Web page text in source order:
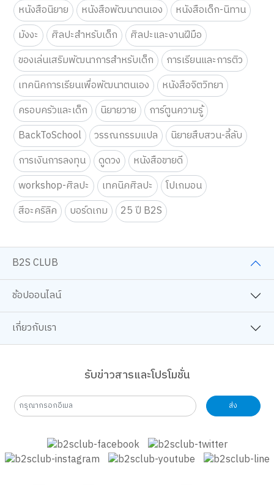
คำค้นหา คู่มือเลี้ยงลูก
หนังสือเตรียมสอบ
หนังสือนิยาย
หนังสือพัฒนาตนเอง
หนังสือเด็ก-นิทาน
มังงะ
ศิลปะสำหรับเด็ก
ศิลปะและงานฝีมือ
ของเล่นเสริมพัฒนาการสำหรับเด็ก
การเรียนและการติว
เทคนิคการเรียนเพื่อพัฒนาตนเอง
หนังสือจิตวิทยา
ครอบครัวและเด็ก
นิยายวาย
การ์ตูนความรู้
BackToSchool
วรรณกรรมแปล
การเงินการลงทุน
ดูดวง
หนังสือขายดี
workshop-ศิลปะ
สีอะคริลิค
B2S CLUB
เกี่ยวกับเรา
รับข่าวสารและโปรโมชั่น